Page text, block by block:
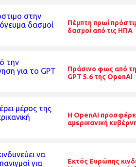
Πέμπτη πρωί
δασμοί από τις ΗΠΑ
Πράσινο φως από
GPT 5.6 της OpenAI
Η OpenAI
αμερικανική
Εκτός Ευρώπης